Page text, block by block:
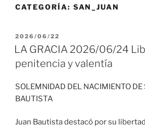
CATEGORÍA: SAN_JUAN
PUBLICADO
EL
2026/06/22
LA GRACIA 2026/06/24
penitencia y valentía
SOLEMNIDAD DEL NACIMIENTO DE
BAUTISTA
Juan Bautista destacó por su